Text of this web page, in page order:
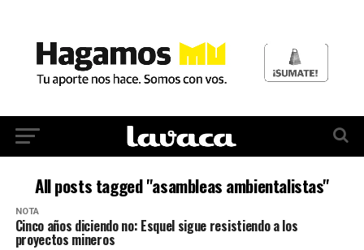
All posts tagged "asambleas ambientalistas"
NOTA
Cinco años diciendo no: Esquel sigue resistiendo a los
proyectos mineros